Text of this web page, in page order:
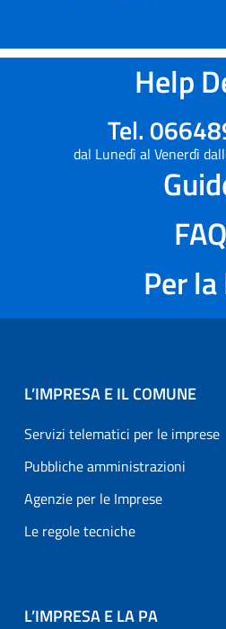
Help
Tel.
dal Lunedì al Venerdì
FAQ
Per la
L’IMPRESA E IL COMUNE
Servizi telematici per le imprese
Pubbliche amministrazioni
Agenzie per le Imprese
Le regole tecniche
L’IMPRESA E LA PA